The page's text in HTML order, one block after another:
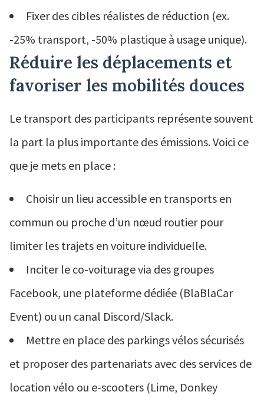
Fixer des cibles réalistes de réduction (ex.
-25% transport, -50% plastique à usage unique).
Réduire les déplacements et
favoriser les mobilités douces
Le transport des participants représente souvent
la part la plus importante des émissions. Voici ce
que je mets en place :
Choisir un lieu accessible en transports en
commun ou proche d’un nœud routier pour
limiter les trajets en voiture individuelle.
Inciter le co-voiturage via des groupes
Facebook, une plateforme dédiée (BlaBlaCar
Event) ou un canal Discord/Slack.
Mettre en place des parkings vélos sécurisés
et proposer des partenariats avec des services de
location vélo ou e-scooters (Lime, Donkey